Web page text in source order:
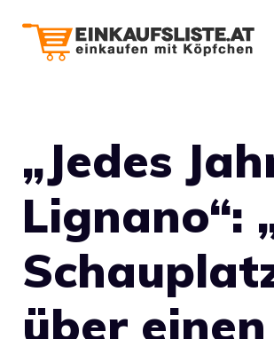
Inhalt
„Jedes
Lignano“:
über einen